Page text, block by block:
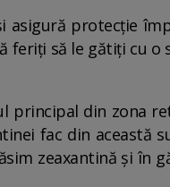
asigură protecție
feriți să le gătiți cu o
principal din zona
fac din această
zeaxantină și în